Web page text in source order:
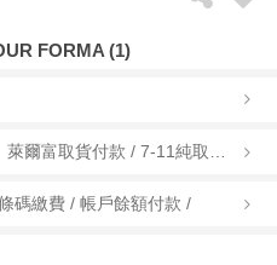
FORMA (1)
碼繳費 / 帳戶餘額付款 /